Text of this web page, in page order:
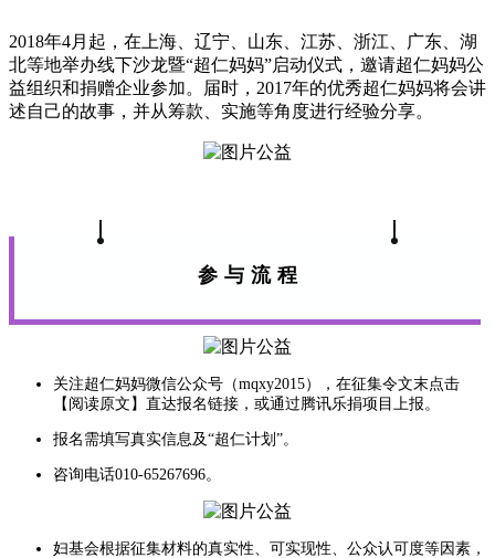
2018年4月起，在上海、辽宁、山东、江苏、浙江、广东、湖
北等地举办线下沙龙暨“超仁妈妈”启动仪式，邀请超仁妈妈公
益组织和捐赠企业参加。届时，2017年的优秀超仁妈妈将会讲
述自己的故事，并从筹款、实施等角度进行经验分享。
参与流程
关注超仁妈妈微信公众号（mqxy2015），在征集令文末点击
【阅读原文】直达报名链接，或通过腾讯乐捐项目上报。
报名需填写真实信息及“超仁计划”。
咨询电话010-65267696。
妇基会根据征集材料的真实性、可实现性、公众认可度等因素，